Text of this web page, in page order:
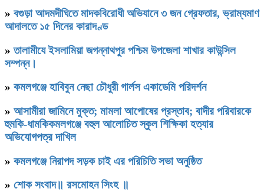
» বগুড়া আদমদীঘিতে মাদকবিরোধী অভিযানে ৩ জন গ্রেফতার, ভ্রাম্যমাণ
আদালতে ১৫ দিনের কারাদণ্ড
»‎তালামীযে ইসলামিয়া জগন্নাথপুর পশ্চিম উপজেলা শাখার কাউন্সিল
সম্পন্ন।
» কমলগঞ্জে হাবিবুন নেছা চৌধুরী গার্লস একাডেমি পরিদর্শন
» আসামীরা জামিনে মুক্ত; মামলা আপোষের প্রস্তাব; বাদীর পরিবারকে
হুমকি-ধামকিকমলগঞ্জে বহুল আলোচিত স্কুল শিক্ষিকা হত্যার
অভিযোগপত্র দাখিল
» কমলগঞ্জে নিরাপদ সড়ক চাই এর পরিচিতি সভা অনুষ্ঠিত
» শোক সংবাদ॥ রসমোহন সিংহ ॥